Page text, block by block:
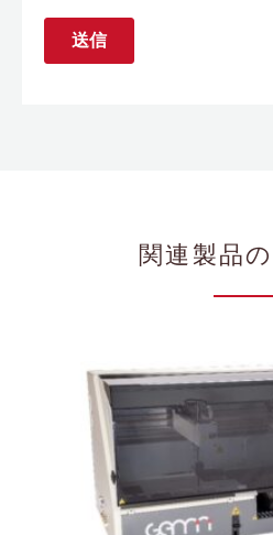
関連製品